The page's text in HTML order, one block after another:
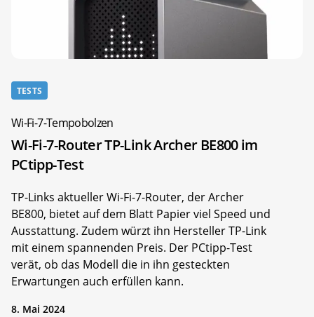
TESTS
Wi-Fi-7-Tempobolzen
Wi-Fi-7-Router TP-Link Archer BE800 im
PCtipp-Test
TP-Links aktueller Wi-Fi-7-Router, der Archer
BE800, bietet auf dem Blatt Papier viel Speed und
Ausstattung. Zudem würzt ihn Hersteller TP-Link
mit einem spannenden Preis. Der PCtipp-Test
verät, ob das Modell die in ihn gesteckten
Erwartungen auch erfüllen kann.
8. Mai 2024